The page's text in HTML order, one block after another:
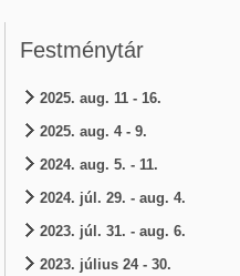
Festménytár
2025. aug. 11 - 16.
2025. aug. 4 - 9.
2024. aug. 5. - 11.
2024. júl. 29. - aug. 4.
2023. júl. 31. - aug. 6.
2023. július 24 - 30.